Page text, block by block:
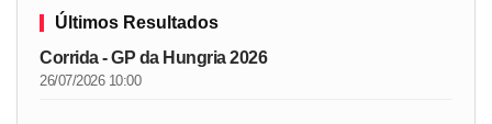
Últimos Resultados
Corrida - GP da Hungria 2026
26/07/2026 10:00